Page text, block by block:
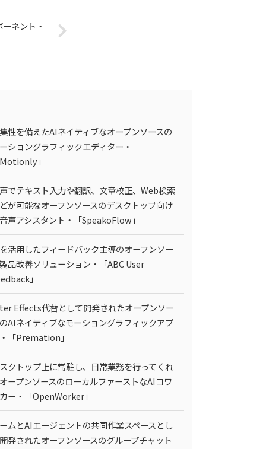
ネント・
性を備えたAIネイティブなオープンソースの
ショングラフィックエディター・
」
でテキスト入力や翻訳、文章校正、Web検索
が可能なオープンソースのデスクトップ向け
声アシスタント・「SpeakoFlow」
活用したフィードバック主導のオープンソー
品改善ソリューション・「ABC User
」
Effects代替として開発されたオープンソー
AIネイティブなモーショングラフィックアプ
「Premation」
クトップ上に常駐し、日常業務を行ってくれ
ープンソースのローカルファーストなAIコワ
ー・「OpenWorker」
ムとAIエージェントの共同作業スペースとし
発されたオープンソースのグループチャット